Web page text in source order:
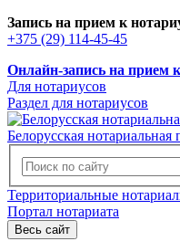
Запись на прием к
+375 (29) 114-45-45
Онлайн-запись на прием
Для нотариусов
Раздел для нотариусов
Белорусская нотариальная
Территориальные
Портал нотариата
Весь сайт